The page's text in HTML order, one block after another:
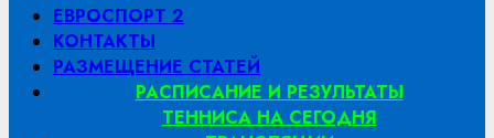
ЕВРОСПОРТ 2
КОНТАКТЫ
РАЗМЕЩЕНИЕ СТАТЕЙ
РАСПИСАНИЕ И РЕЗУЛЬТАТЫ
ТЕННИСА НА СЕГОДНЯ